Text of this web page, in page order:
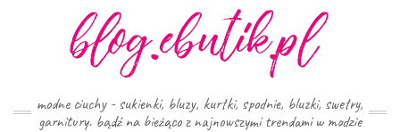
modne ciuchy - sukienki, bluzy, kurtki, spodnie, bluzki, swetry,
garnitury. bądź na bieżąco z najnowszymi trendami w modzie